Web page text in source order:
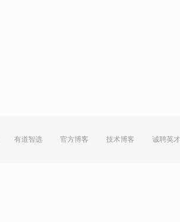
有道智选 官方博客 技术博客 诚聘英才